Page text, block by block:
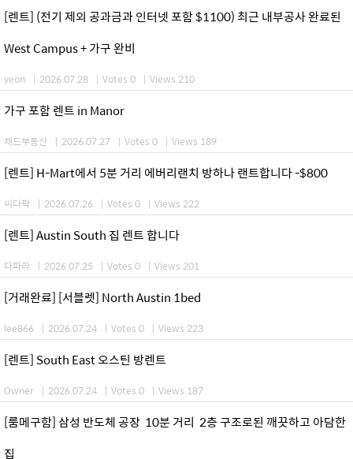
[렌트] (전기 제외 공과금과 인터넷 포함 $1100) 최근 내부공사 완료된
West Campus + 가구 완비
yeon | 2026.07.28 | Votes 0 | Views 210
가구 포함 렌트 in Manor
채드부동산 | 2026.07.27 | Votes 0 | Views 189
[렌트] H-Mart에서 5분 거리 에버리랜치 방하나 랜트합니다 -$800
씨다팍 | 2026.07.26 | Votes 0 | Views 222
[렌트] Austin South 집 렌트 합니다
다파라 | 2026.07.25 | Votes 0 | Views 201
[거래완료] [서블렛] North Austin 1bed
lee866 | 2026.07.24 | Votes 0 | Views 223
[렌트] South East 오스틴 방렌트
Owner | 2026.07.24 | Votes 0 | Views 187
[룸메구함] 삼성 반도체 공장 10분 거리 2층 구조로된 깨끗하고 아담한
집